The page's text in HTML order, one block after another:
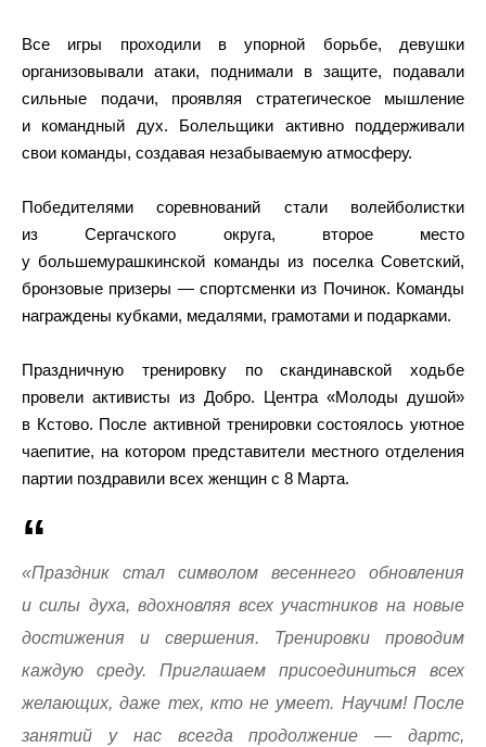
Все игры проходили в упорной борьбе, девушки
организовывали атаки, поднимали в защите, подавали
сильные подачи, проявляя стратегическое мышление
и командный дух. Болельщики активно поддерживали
свои команды, создавая незабываемую атмосферу.
Победителями соревнований стали волейболистки
из Сергачского округа, второе место
у большемурашкинской команды из поселка Советский,
бронзовые призеры — спортсменки из Починок. Команды
награждены кубками, медалями, грамотами и подарками.
Праздничную тренировку по скандинавской ходьбе
провели активисты из Добро. Центра «Молоды душой»
в Кстово. После активной тренировки состоялось уютное
чаепитие, на котором представители местного отделения
партии поздравили всех женщин с 8 Марта.
«Праздник стал символом весеннего обновления
и силы духа, вдохновляя всех участников на новые
достижения и свершения. Тренировки проводим
каждую среду. Приглашаем присоединиться всех
желающих, даже тех, кто не умеет. Научим! После
занятий у нас всегда продолжение — дартс,